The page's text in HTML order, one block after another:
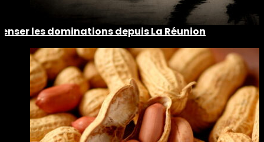
les dominations depuis La Réunion